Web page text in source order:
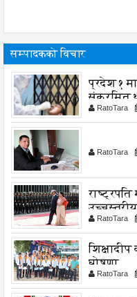
सम्पादकको विचार
प्रदेश १
संक्रमित
RatoTara
RatoTara
उच्चस्तरीय
RatoTara
घोषणा
RatoTara